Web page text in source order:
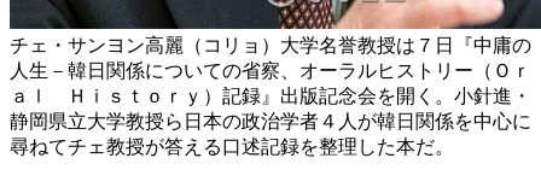
チェ・サンヨン高麗（コリョ）大学名誉教授は７日『中庸の
人生－韓日関係についての省察、オーラルヒストリー（Ｏｒ
ａｌ Ｈｉｓｔｏｒｙ）記録』出版記念会を開く。小針進・
静岡県立大学教授ら日本の政治学者４人が韓日関係を中心に
尋ねてチェ教授が答える口述記録を整理した本だ。